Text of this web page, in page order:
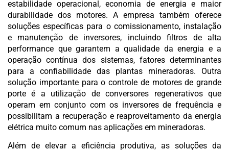
estabilidade operacional, economia de energia e maior
durabilidade dos motores. A empresa também oferece
soluções específicas para o comissionamento, instalação
e manutenção de inversores, incluindo filtros de alta
performance que garantem a qualidade da energia e a
operação contínua dos sistemas, fatores determinantes
para a confiabilidade das plantas mineradoras. Outra
solução importante para o controle de motores de grande
porte é a utilização de conversores regenerativos que
operam em conjunto com os inversores de frequência e
possibilitam a recuperação e reaproveitamento da energia
elétrica muito comum nas aplicações em mineradoras.
Além de elevar a eficiência produtiva, as soluções da